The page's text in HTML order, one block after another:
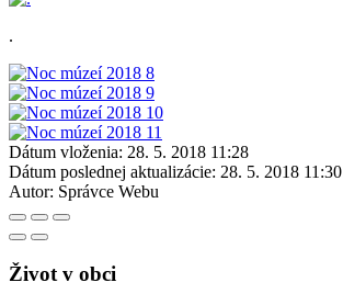
.
Dátum vloženia: 28. 5. 2018 11:28
Dátum poslednej aktualizácie: 28. 5. 2018 11:30
Autor: Správce Webu
Život v obci